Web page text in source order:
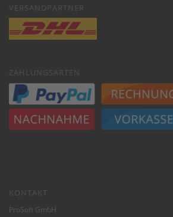
VERSANDPARTNER
ZAHLUNGSARTEN
KONTAKT
ProSoft GmbH